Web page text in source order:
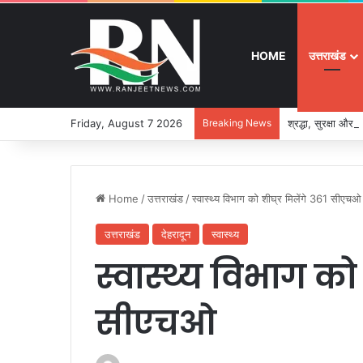
HOME उत्तराखंड
Friday, August 7 2026 Breaking News श्रद्धा, सुरक्षा और
Home /उत्तराखंड /स्वास्थ्य विभाग को शीघ्र मिलेंगे 361 सीएचओ
उत्तराखंड देहरादून स्वास्थ्य
स्वास्थ्य विभाग
सीएचओ